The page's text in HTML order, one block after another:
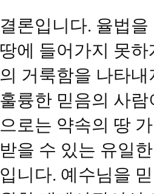
결론입니다. 율법
땅에 들어가지 못
의 거룩함을 나타
훌륭한 믿음의 사
으로는 약속의 땅
받을 수 있는 유일
입니다. 예수님을